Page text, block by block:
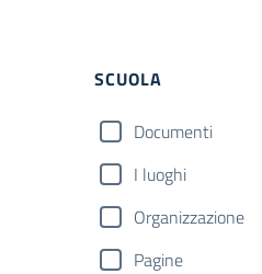
SCUOLA
Documenti
I luoghi
Organizzazione
Pagine